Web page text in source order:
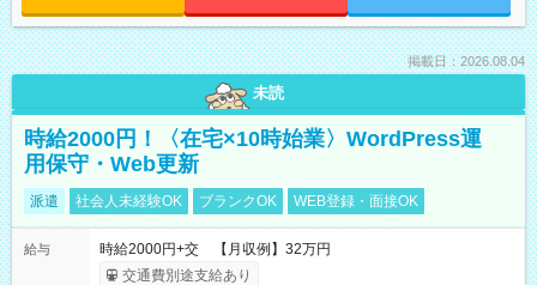
掲載日：2026.08.04
未読
時給2000円！〈在宅×10時始業〉WordPress運
用保守・Web更新
派遣 社会人未経験OK ブランクOK WEB登録・面接OK
給与
時給2000円+交 【月収例】32万円
交通費別途支給あり